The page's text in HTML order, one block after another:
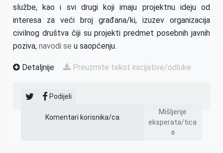
službe, kao i svi drugi koji imaju projektnu ideju od
interesa za veći broj građana/ki, izuzev organizacija
civilnog društva čiji su projekti predmet posebnih javnih
poziva, navodi se u saopćenju.
Detaljnije Preuzmite tekst inicijative/odluke
Podijeli
Mišljenje
0